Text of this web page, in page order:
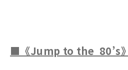
■《Jump to the 80’s》